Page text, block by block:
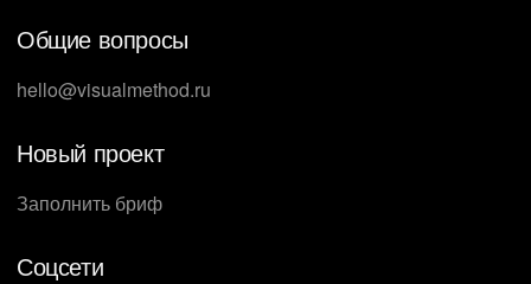
Общие вопросы
hello@visualmethod.ru
Новый проект
Заполнить бриф
Соцсети